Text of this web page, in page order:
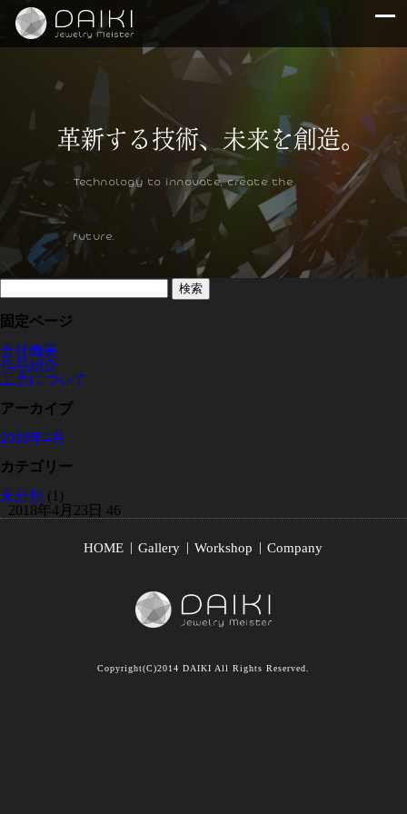
Technology to innovate, create the
future.
検
索:
固定ページ
会社概要
作品紹介
工房について
アーカイブ
2018年4月
カテゴリー
未分類 (1)
2018年4月23日 46
HOME Gallery Workshop Company
Copyright(C)2014 DAIKI All Rights Reserved.